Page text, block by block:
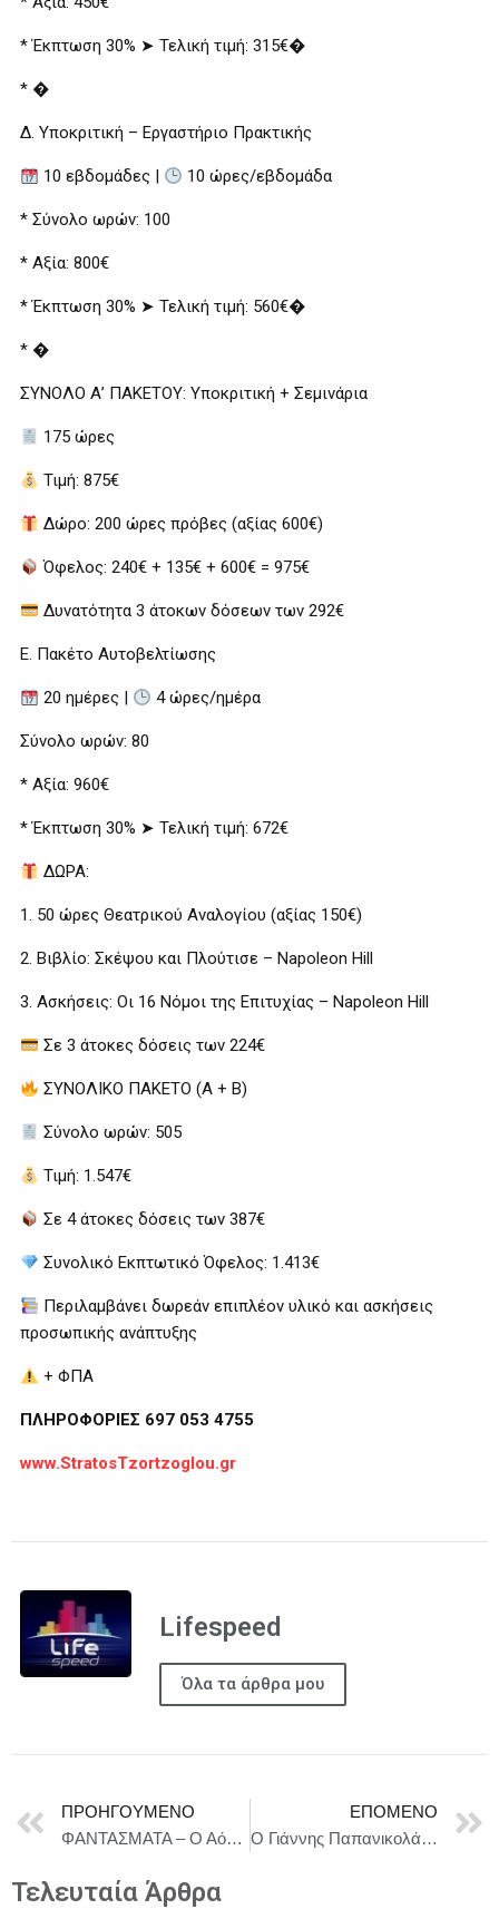
* Έκπτωση 30% ➤ Τελική τιμή: 315€�
* �
Δ. Υποκριτική – Εργαστήριο Πρακτικής
10 εβδομάδες | 10 ώρες/εβδομάδα
* Σύνολο ωρών: 100
* Αξία: 800€
* Έκπτωση 30% ➤ Τελική τιμή: 560€�
* �
ΣΥΝΟΛΟ Α’ ΠΑΚΕΤΟΥ: Υποκριτική + Σεμινάρια
175 ώρες
Τιμή: 875€
Δώρο: 200 ώρες πρόβες (αξίας 600€)
Όφελος: 240€ + 135€ + 600€ = 975€
Δυνατότητα 3 άτοκων δόσεων των 292€
Ε. Πακέτο Αυτοβελτίωσης
20 ημέρες | 4 ώρες/ημέρα
Σύνολο ωρών: 80
* Αξία: 960€
* Έκπτωση 30% ➤ Τελική τιμή: 672€
ΔΩΡΑ:
1. 50 ώρες Θεατρικού Αναλογίου (αξίας 150€)
2. Βιβλίο: Σκέψου και Πλούτισε – Napoleon Hill
3. Ασκήσεις: Οι 16 Νόμοι της Επιτυχίας – Napoleon Hill
Σε 3 άτοκες δόσεις των 224€
ΣΥΝΟΛΙΚΟ ΠΑΚΕΤΟ (Α + Β)
Σύνολο ωρών: 505
Τιμή: 1.547€
Σε 4 άτοκες δόσεις των 387€
Συνολικό Εκπτωτικό Όφελος: 1.413€
Περιλαμβάνει δωρεάν επιπλέον υλικό και ασκήσεις
προσωπικής ανάπτυξης
+ ΦΠΑ
ΠΛΗΡΟΦΟΡΙΕΣ 697 053 4755
www.StratosTzortzoglou.gr
Lifespeed
Όλα τα άρθρα μου
ΠΡΟΗΓΟΎΜΕΝΟ
ΦΑΝΤΑΣΜΑΤΑ – Ο Αόρατος Κόσμος του Ελληνικού Κινηματογράφου | Ξεκινάνε οι προβολές στο ΑΣΤΟΡ 24-30/04
ΕΠΌΜΕΝΟ
Ο Γιάννης Παπανικολάου στη Σφίγγα. Μαζί του η Γιώτα Βόκαλη. Σάββατο 26 Απριλίου
Τελευταία Άρθρα